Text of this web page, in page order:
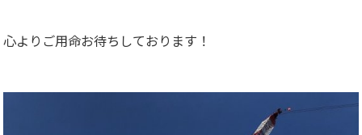
心よりご用命お待ちしております！